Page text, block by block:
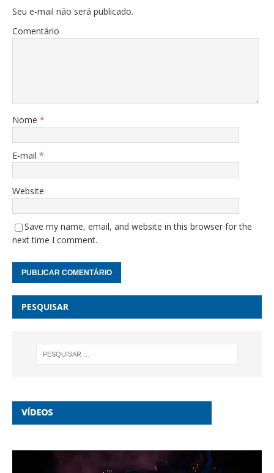
Seu e-mail não será publicado.
Comentário
Nome *
E-mail *
Website
Save my name, email, and website in this browser for the
next time I comment.
PESQUISAR